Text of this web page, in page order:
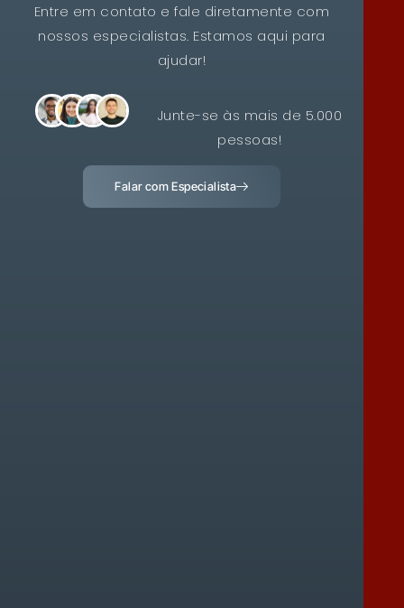
Entre em contato e fale diretamente com
nossos especialistas. Estamos aqui para
ajudar!
Junte-se às mais de 5.000
pessoas!
Falar com Especialista